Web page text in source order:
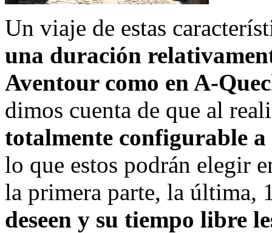
Un viaje de estas
una duración
Aventour como en A-
dimos cuenta de que al
totalmente configurable
lo que estos podrán elegir
la primera parte, la última,
deseen y su tiempo libre